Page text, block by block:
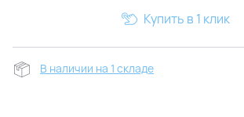
Купить в 1 клик
В наличии на 1 складе